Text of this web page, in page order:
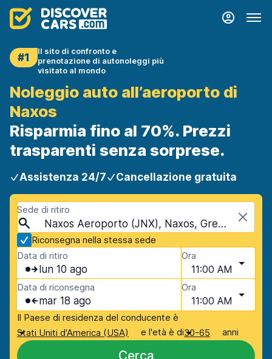
#1
Il sito di confronto e
prenotazione di autonoleggi più
visitato al mondo
Noleggio auto all’aeroporto di
Naxos
Risparmia fino al 70%. Prezzi
trasparenti senza sorprese.
Assistenza 24/7 Cancellazione gratuita
Sede di ritiro
Naxos Aeroporto (JNX), Naxos, Grecia
Riconsegna nella stessa sede
Data di ritiro
lun 10 ago
Ora
11:00 AM
Data di riconsegna
mar 18 ago
Ora
11:00 AM
Il Paese di residenza del conducente è
Stati Uniti d'America (USA)
e l'età è di30-65 anni
Cerca